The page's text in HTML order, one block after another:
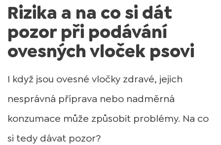
Rizika a na co si dát
pozor při podávání
ovesných vloček psovi
I když jsou ovesné vločky zdravé, jejich
nesprávná příprava nebo nadměrná
konzumace může způsobit problémy. Na co
si tedy dávat pozor?